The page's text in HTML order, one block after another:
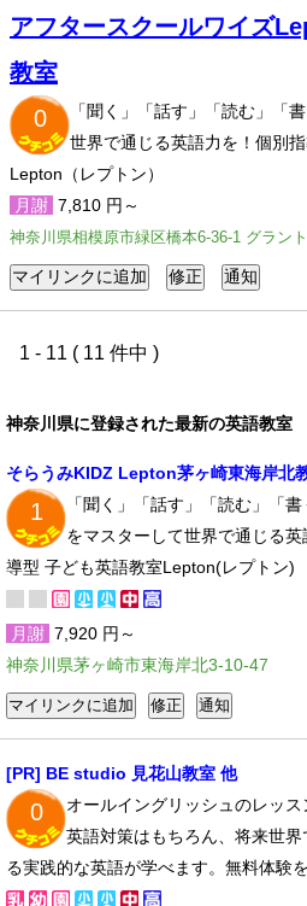
アフタースクールワイズ
教室
0
「聞く」「話す」「読む」「
世界で通じる英語力を！個別
Lepton（レプトン）
月謝 7,810 円～
神奈川県相模原市緑区橋本6-36-1 グラン
1 - 11 ( 11 件中 )
神奈川県に登録された最新の英語教室
そらうみKIDZ Lepton茅ヶ崎東海岸北
1
「聞く」「話す」「読む」「
をマスターして世界で通じる
導型 子ども英語教室Lepton(レプトン)
月謝 7,920 円～
神奈川県茅ヶ崎市東海岸北3-10-47
[PR] BE studio 見花山教室 他
0
オールイングリッシュのレッ
英語対策はもちろん、将来世界
る実践的な英語が学べます。無料体験